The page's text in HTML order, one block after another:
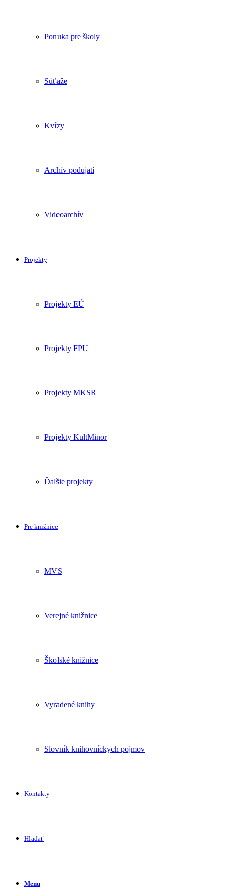
Ponuka pre školy
Súťaže
Kvízy
Archív podujatí
Videoarchív
Projekty
Projekty EÚ
Projekty FPU
Projekty MKSR
Projekty KultMinor
Ďalšie projekty
Pre knižnice
MVS
Verejné knižnice
Školské knižnice
Vyradené knihy
Slovník knihovníckych pojmov
Kontakty
Hľadať
Menu